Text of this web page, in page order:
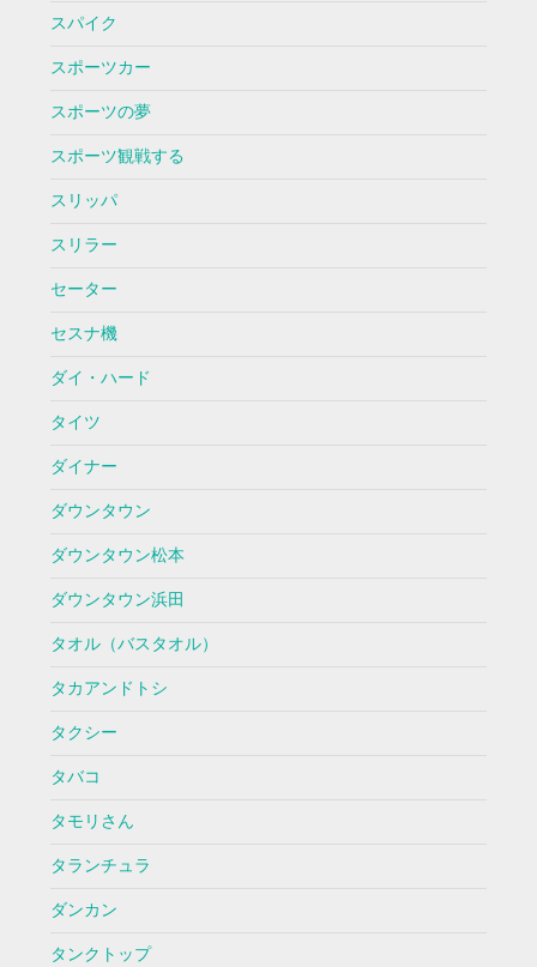
スパイク
スポーツカー
スポーツの夢
スポーツ観戦する
スリッパ
スリラー
セーター
セスナ機
ダイ・ハード
タイツ
ダイナー
ダウンタウン
ダウンタウン松本
ダウンタウン浜田
タオル（バスタオル）
タカアンドトシ
タクシー
タバコ
タモリさん
タランチュラ
ダンカン
タンクトップ